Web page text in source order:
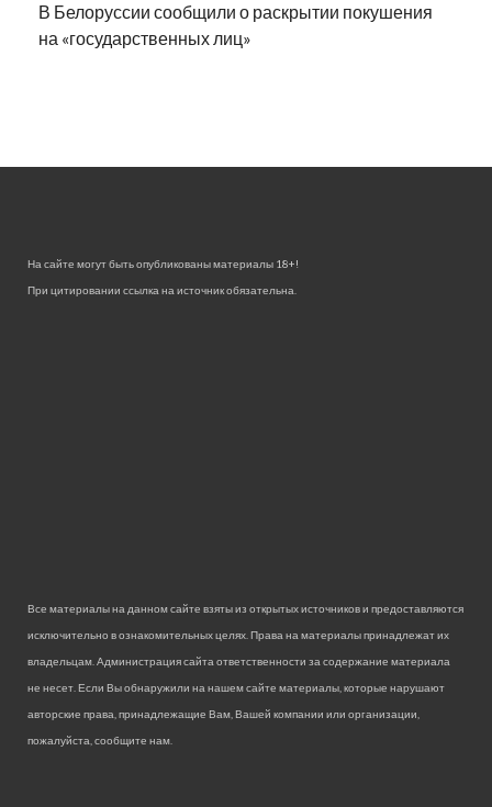
В Белоруссии сообщили о раскрытии покушения
на «государственных лиц»
На сайте могут быть опубликованы материалы 18+!
При цитировании ссылка на источник обязательна.
Все материалы на данном сайте взяты из открытых источников и предоставляются
исключительно в ознакомительных целях. Права на материалы принадлежат их
владельцам. Администрация сайта ответственности за содержание материала
не несет. Если Вы обнаружили на нашем сайте материалы, которые нарушают
авторские права, принадлежащие Вам, Вашей компании или организации,
пожалуйста, сообщите нам.